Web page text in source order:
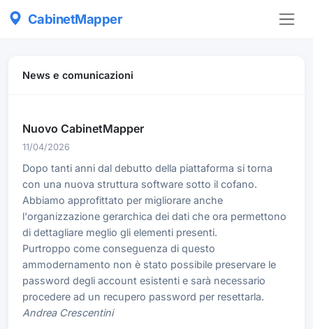
CabinetMapper
News e comunicazioni
Nuovo CabinetMapper
11/04/2026
Dopo tanti anni dal debutto della piattaforma si torna
con una nuova struttura software sotto il cofano.
Abbiamo approfittato per migliorare anche
l'organizzazione gerarchica dei dati che ora permettono
di dettagliare meglio gli elementi presenti.
Purtroppo come conseguenza di questo
ammodernamento non è stato possibile preservare le
password degli account esistenti e sarà necessario
procedere ad un recupero password per resettarla.
Andrea Crescentini